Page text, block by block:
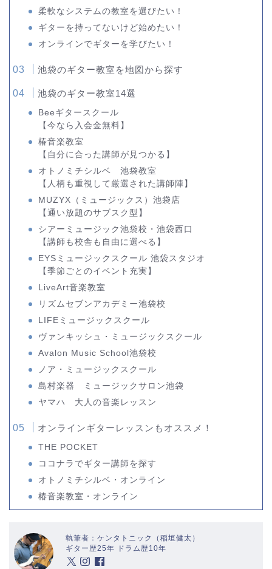
柔軟なシステムの教室を選びたい！
ギターを持ってないけど始めたい！
オンラインでギターを学びたい！
池袋のギター教室を地図から探す
池袋のギター教室14選
Beeギタースクール
【今なら入会金無料】
椿音楽教室
【自分に合った講師が見つかる】
オトノミチシルベ 池袋教室
【人柄も重視して厳選された講師陣】
MUZYX（ミュージックス）池袋店
【通い放題のサブスク型】
シアーミュージック池袋校・池袋西口
【講師も校舎も自由に選べる】
EYSミュージックスクール 池袋スタジオ
【季節ごとのイベント充実】
LiveArt音楽教室
リズムセブンアカデミー池袋校
LIFEミュージックスクール
ヴァンキッシュ・ミュージックスクール
Avalon Music School池袋校
ノア・ミュージックスクール
島村楽器 ミュージックサロン池袋
ヤマハ 大人の音楽レッスン
オンラインギターレッスンもオススメ！
THE POCKET
ココナラでギター講師を探す
オトノミチシルベ・オンライン
椿音楽教室・オンライン
執筆者：ケンタトニック（稲垣健太）
ギター歴25年 ドラム歴10年